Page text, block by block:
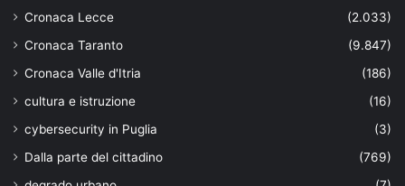
Cronaca Lecce
(2.033)
Cronaca Taranto
(9.847)
Cronaca Valle d'Itria
(186)
cultura e istruzione
(16)
cybersecurity in Puglia
(3)
Dalla parte del cittadino
(769)